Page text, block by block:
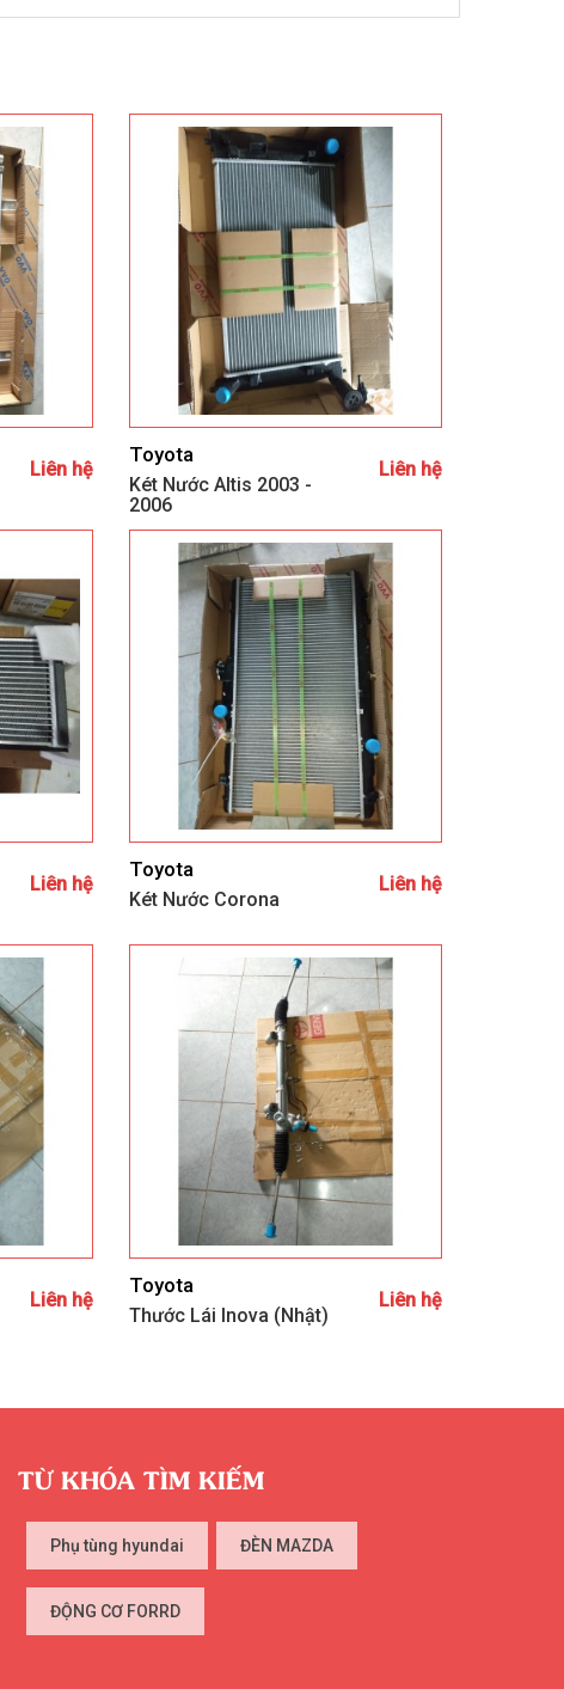
Liên hệ
Toyota
Két Nước Altis 2003 -
2006
Liên hệ
Liên hệ
Toyota
Két Nước Corona
Liên hệ
Liên hệ
Toyota
Thước Lái Inova (Nhật)
Liên hệ
TỪ KHÓA TÌM KIẾM
Phụ tùng hyundai ĐÈN MAZDA
ĐỘNG CƠ FORRD